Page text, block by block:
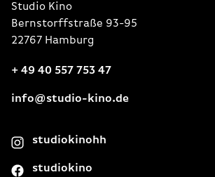
Studio Kino
Bernstorffstraße 93-95
22767 Hamburg
+ 49 40 557 753 47
info@studio-kino.de
studiokinohh
studiokino